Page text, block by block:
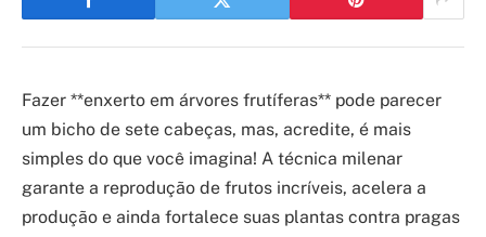
Fazer **enxerto em árvores frutíferas** pode parecer
um bicho de sete cabeças, mas, acredite, é mais
simples do que você imagina! A técnica milenar
garante a reprodução de frutos incríveis, acelera a
produção e ainda fortalece suas plantas contra pragas